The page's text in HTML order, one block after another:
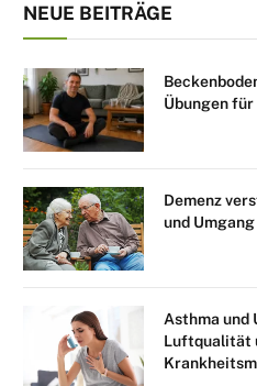
NEUE BEITRÄGE
Übungen für
Demenz
und
Asthma und
Luftqualität